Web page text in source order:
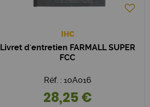
IHC
Livret d´entretien FARMALL SUPER
FCC
Réf. : 10A016
28,25 €